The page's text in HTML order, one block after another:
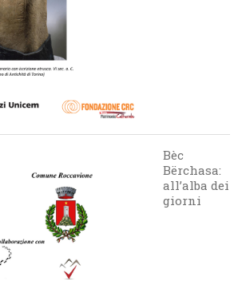
Bèc
Bërchasa:
all’alba dei
giorni